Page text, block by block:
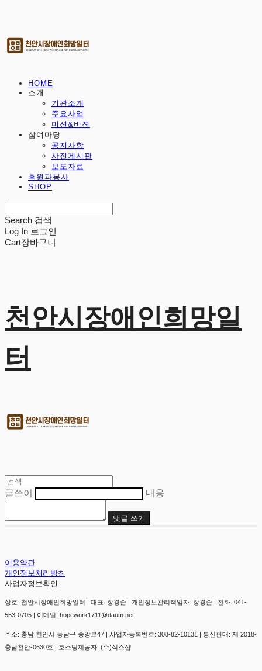
HOME
소개
기관소개
주요사업
미션&비젼
참여마당
공지사항
사진게시판
보도자료
후원과봉사
SHOP
Search 검색
Log In 로그인
Cart장바구니
천안시장애인희망일
터
글쓴이 내용
댓글 쓰기
이용약관
개인정보처리방침
사업자정보확인
상호: 천안시장애인희망일터 | 대표: 장경순 | 개인정보관리책임자: 장경순 | 전화: 041-
553-0705 | 이메일: hopework1711@daum.net
주소: 충남 천안시 동남구 중앙로47 | 사업자등록번호: 308-82-10131 | 통신판매: 제 2018-
충남천안-0630호 | 호스팅제공자: (주)식스샵